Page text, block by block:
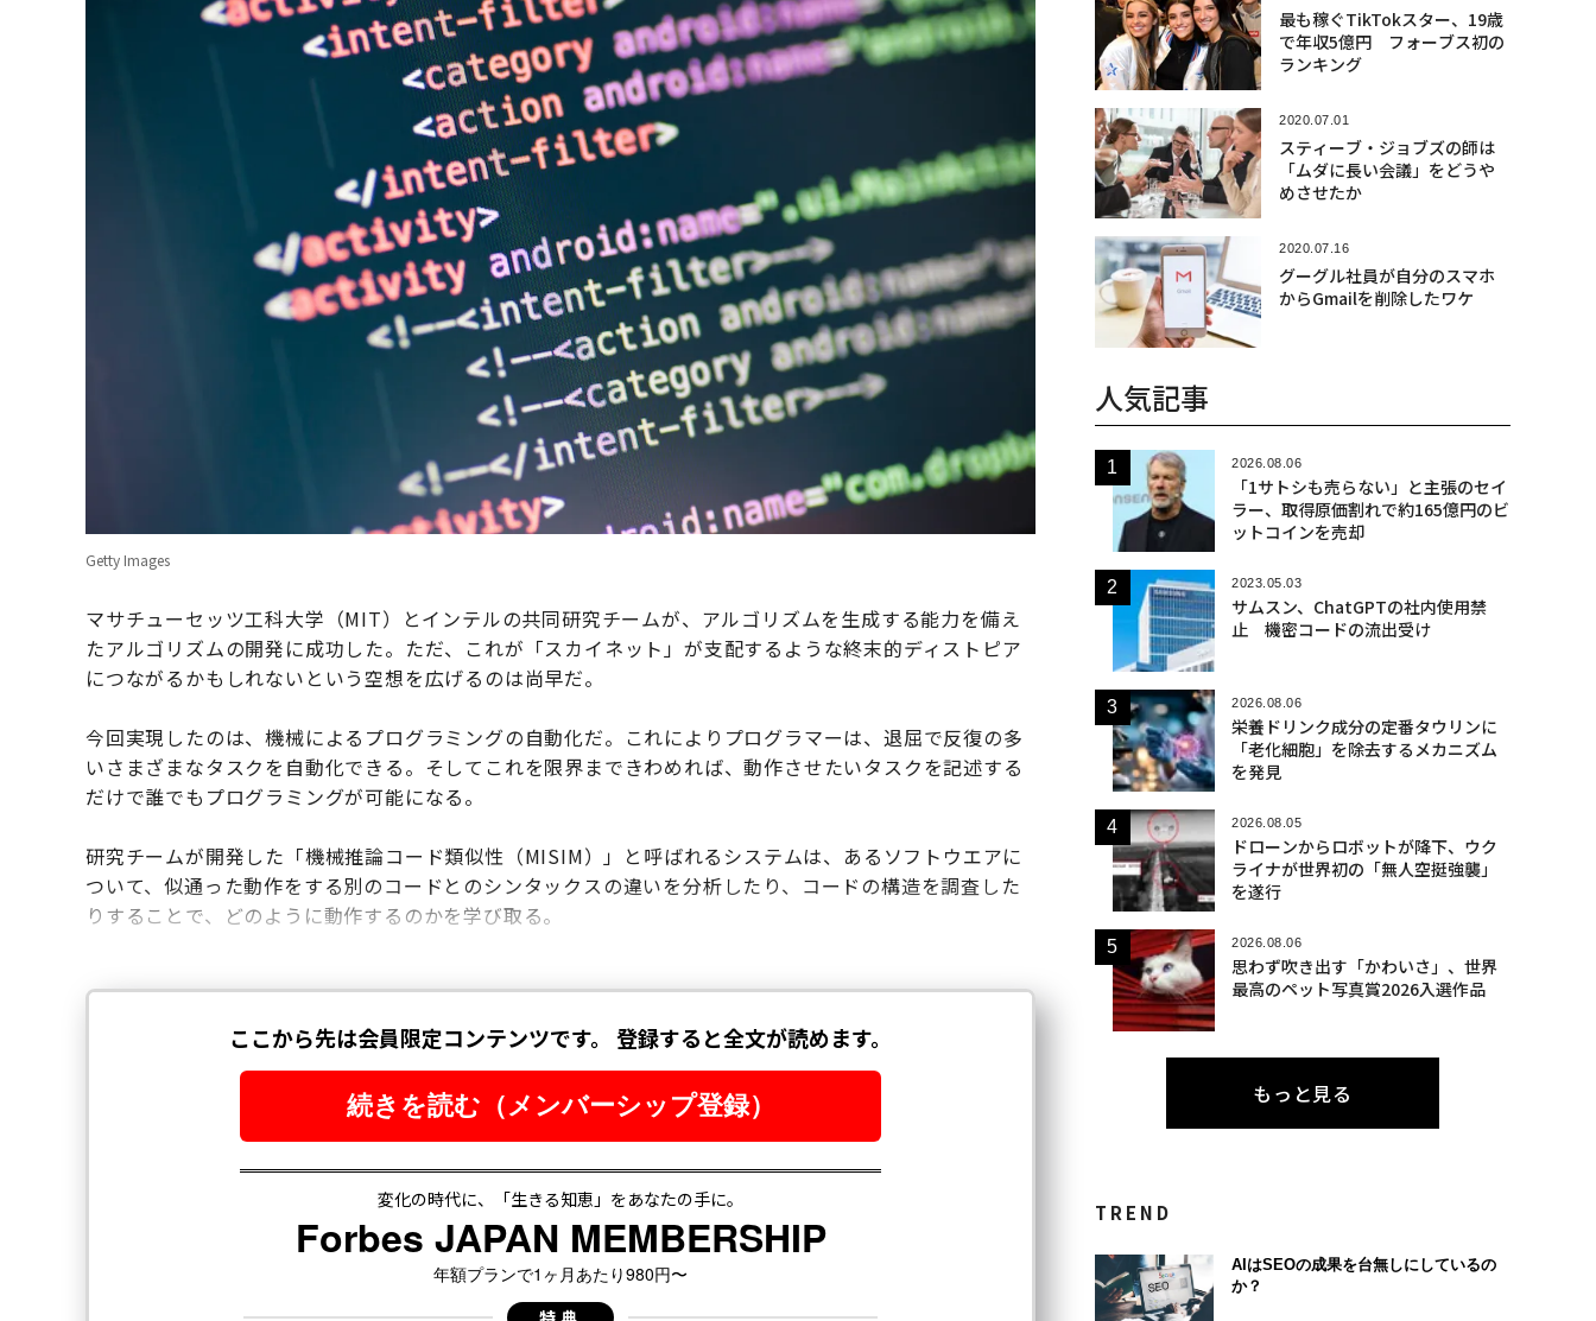
Getty Images
マサチューセッツ工科大学（MIT）とインテルの共同研究チームが、アルゴリズムを生成する能力を備え
たアルゴリズムの開発に成功した。ただ、これが「スカイネット」が支配するような終末的ディストピア
につながるかもしれないという空想を広げるのは尚早だ。
今回実現したのは、機械によるプログラミングの自動化だ。これによりプログラマーは、退屈で反復の多
いさまざまなタスクを自動化できる。そしてこれを限界まできわめれば、動作させたいタスクを記述する
だけで誰でもプログラミングが可能になる。
研究チームが開発した「機械推論コード類似性（MISIM）」と呼ばれるシステムは、あるソフトウエアに
ついて、似通った動作をする別のコードとのシンタックスの違いを分析したり、コードの構造を調査した
りすることで、どのように動作するのかを学び取る。
最も稼ぐTikTokスター、19歳
で年収5億円 フォーブス初の
ランキング
2020.07.01
スティーブ・ジョブズの師は
「ムダに長い会議」をどうや
めさせたか
2020.07.16
グーグル社員が自分のスマホ
からGmailを削除したワケ
人気記事
2026.08.06
「1サトシも売らない」と主張のセイ
ラー、取得原価割れで約165億円のビ
ットコインを売却
2023.05.03
サムスン、ChatGPTの社内使用禁
止 機密コードの流出受け
2026.08.06
栄養ドリンク成分の定番タウリンに
「老化細胞」を除去するメカニズム
を発見
2026.08.05
ドローンからロボットが降下、ウク
ライナが世界初の「無人空挺強襲」
を遂行
2026.08.06
思わず吹き出す「かわいさ」、世界
最高のペット写真賞2026入選作品
もっと見る
TREND
AIはSEOの成果を台無しにしているの
か？